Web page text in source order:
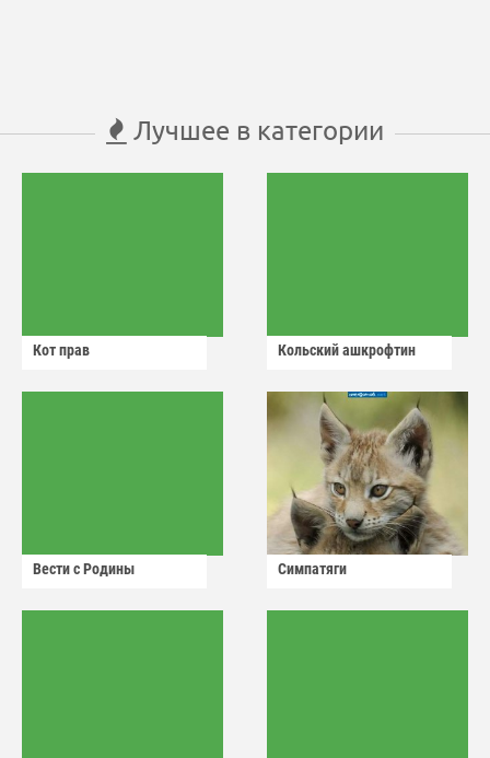
Лучшее в категории
Кот прав Кольский ашкрофтин
Вести с Родины Симпатяги